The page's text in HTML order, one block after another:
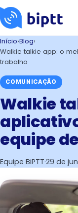
Início›Blog›
Walkie talkie app: o
trabalho
COMUNICAÇÃO
Walkie
equipe
Equipe BiPTT·29 de